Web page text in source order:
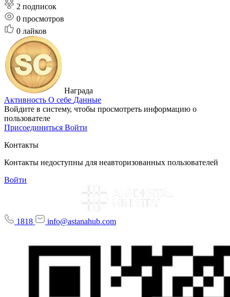
2 подписок
0 просмотров
0 лайков
Награда
Активность О себе Данные
Войдите в систему, чтобы просмотреть информацию о
пользователе
Присоединиться Войти
Контакты
Контакты недоступны для неавторизованных пользователей
Войти
1818 info@astanahub.com